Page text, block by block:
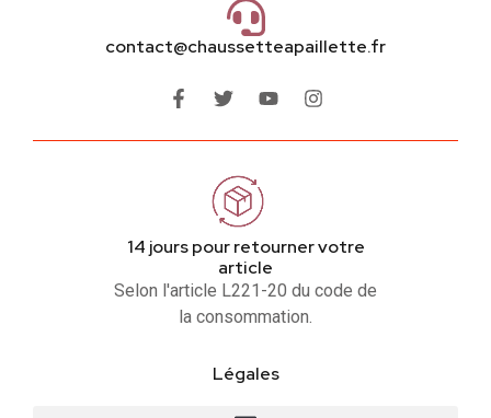
contact@chaussetteapaillette.fr
14 jours pour retourner votre
article
Selon l'article L221-20 du code de
la consommation.
Légales